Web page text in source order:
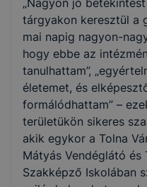
tárgyakon keresztül a
mai napig nagyon-
hogy ebbe az
tanulhattam”,
életemet, és
formálódhattam” –
területükön sikeres
akik egykor a Tolna
Mátyás Vendéglátó és
Szakképző Iskolában